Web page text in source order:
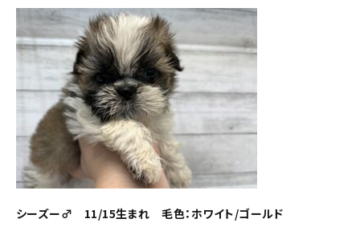
シーズー♂ 11/15生まれ 毛色：ホワイト/ゴールド